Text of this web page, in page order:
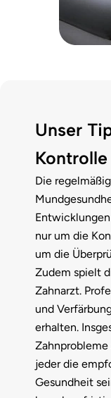
Unser
Kontrolle
Die
nur um die
um die
Zudem spielt
Zahnarzt.
und
erhalten.
jeder die
Gesundheit